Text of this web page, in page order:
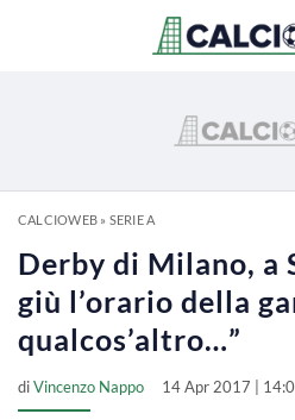
CALCIOWEB» SERIE A
Derby di Milano, a
giù l’orario della
qualcos’altro…”
diVincenzo Nappo 14 Apr 2017 |